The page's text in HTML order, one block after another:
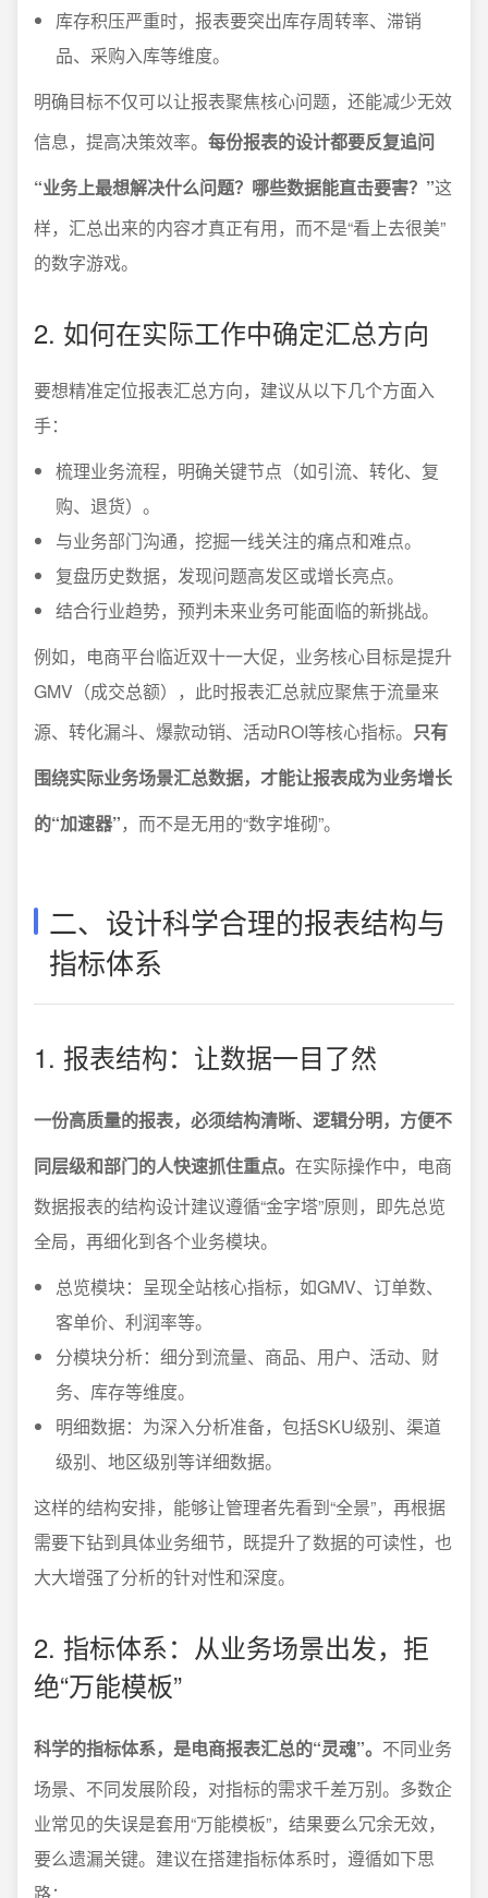
库存积压严重时，报表要突出库存周转率、滞销
品、采购入库等维度。
明确目标不仅可以让报表聚焦核心问题，还能减少无效
信息，提高决策效率。 每份报表的设计都要反复追问
“业务上最想解决什么问题？哪些数据能直击要害？”这
样，汇总出来的内容才真正有用，而不是“看上去很美”
的数字游戏。
2. 如何在实际工作中确定汇总方向
要想精准定位报表汇总方向，建议从以下几个方面入
手：
梳理业务流程，明确关键节点（如引流、转化、复
购、退货）。
与业务部门沟通，挖掘一线关注的痛点和难点。
复盘历史数据，发现问题高发区或增长亮点。
结合行业趋势，预判未来业务可能面临的新挑战。
例如，电商平台临近双十一大促，业务核心目标是提升
GMV（成交总额），此时报表汇总就应聚焦于流量来
源、转化漏斗、爆款动销、活动ROI等核心指标。 只有
围绕实际业务场景汇总数据，才能让报表成为业务增长
的“加速器”，而不是无用的“数字堆砌”。
二、设计科学合理的报表结构与
指标体系
1. 报表结构：让数据一目了然
一份高质量的报表，必须结构清晰、逻辑分明，方便不
同层级和部门的人快速抓住重点。 在实际操作中，电商
数据报表的结构设计建议遵循“金字塔”原则，即先总览
全局，再细化到各个业务模块。
总览模块：呈现全站核心指标，如GMV、订单数、
客单价、利润率等。
分模块分析：细分到流量、商品、用户、活动、财
务、库存等维度。
明细数据：为深入分析准备，包括SKU级别、渠道
级别、地区级别等详细数据。
这样的结构安排，能够让管理者先看到“全景”，再根据
需要下钻到具体业务细节，既提升了数据的可读性，也
大大增强了分析的针对性和深度。
2. 指标体系：从业务场景出发，拒
绝“万能模板”
科学的指标体系，是电商报表汇总的“灵魂”。 不同业务
场景、不同发展阶段，对指标的需求千差万别。多数企
业常见的失误是套用“万能模板”，结果要么冗余无效，
要么遗漏关键。建议在搭建指标体系时，遵循如下思